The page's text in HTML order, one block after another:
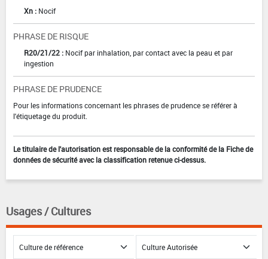
Xn : Nocif
PHRASE DE RISQUE
R20/21/22 : Nocif par inhalation, par contact avec la peau et par
ingestion
PHRASE DE PRUDENCE
Pour les informations concernant les phrases de prudence se référer à
l'étiquetage du produit.
Le titulaire de l'autorisation est responsable de la conformité de la Fiche de
données de sécurité avec la classification retenue ci-dessus.
Usages / Cultures